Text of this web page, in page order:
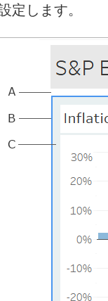
定します。